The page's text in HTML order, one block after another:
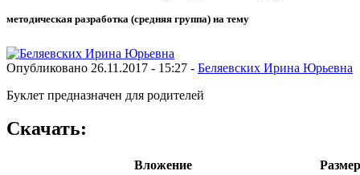
методическая разработка (средняя группа) на тему
Опубликовано 26.11.2017 - 15:27 - Беляевских Ирина Юрьевна
Буклет предназначен для родителей
Скачать:
Вложение
Размер